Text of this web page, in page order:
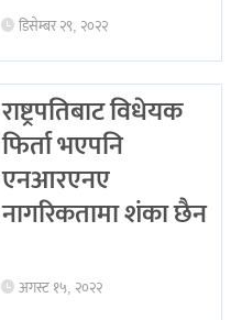
डिसेम्बर २९, २०२२
राष्ट्रपतिबाट विधेयक
फिर्ता भएपनि
एनआरएनए
नागरिकतामा शंका छैन
अगस्ट १५, २०२२